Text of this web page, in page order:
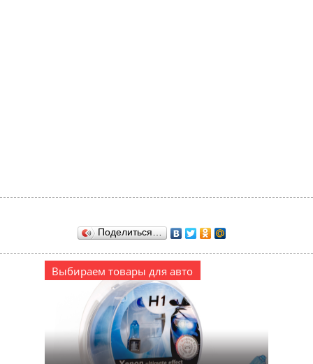
Поделиться…
Выбираем товары для авто